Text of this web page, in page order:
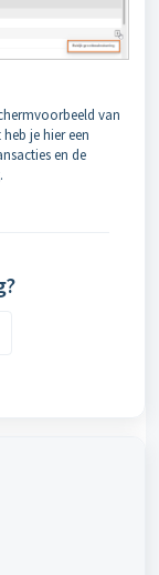
van
je hier een
en de